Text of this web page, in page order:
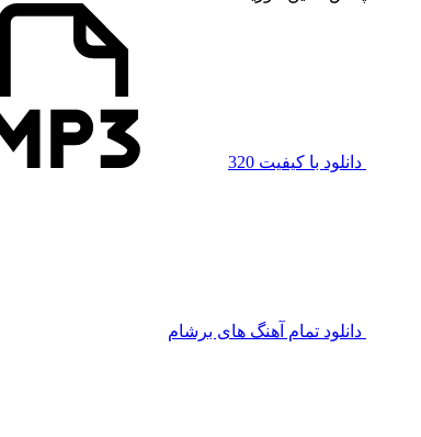
دانلود با کیفیت 320
دانلود تمام آهنگ های برشام